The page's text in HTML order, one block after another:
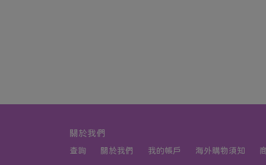
關於我們
查詢 關於我們 我的帳戶 海外購物須知